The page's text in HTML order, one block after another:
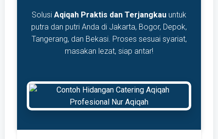
Solusi Aqiqah Praktis dan Terjangkau untuk
putra dan putri Anda di Jakarta, Bogor, Depok,
Tangerang, dan Bekasi. Proses sesuai syariat,
masakan lezat, siap antar!